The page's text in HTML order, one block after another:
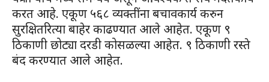
करत आहे. एकूण ५६८ व्यक्तींना बचावकार्य करुन
सुरक्षितरित्या बाहेर काढण्यात आले आहेत. एकूण ९
ठिकाणी छोट्या दरडी कोसळल्या आहेत. ९ ठिकाणी रस्ते
बंद करण्यात आले आहेत.